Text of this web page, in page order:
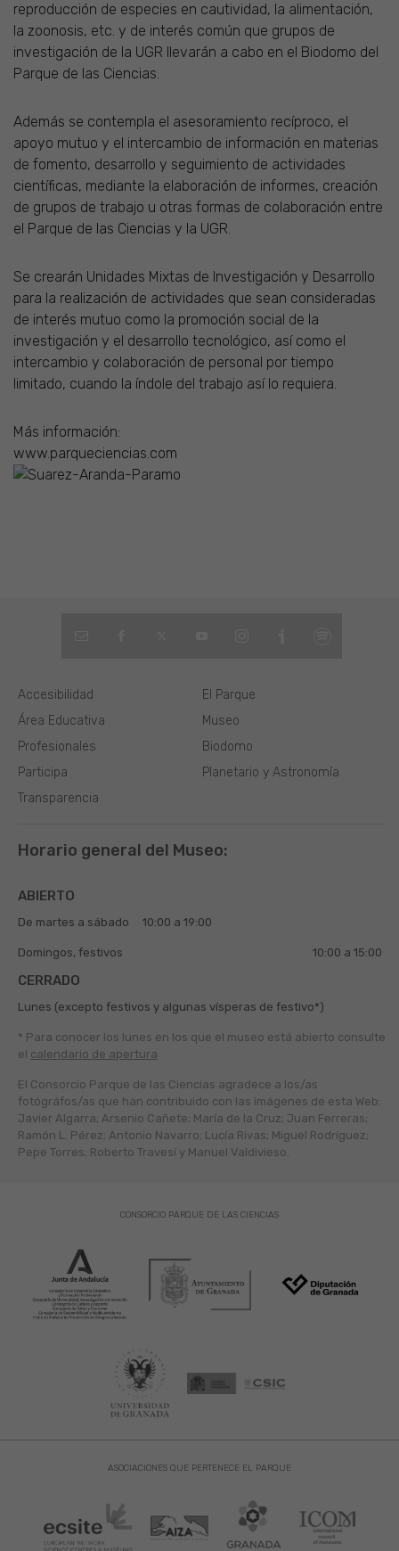
reproducción de especies en cautividad, la alimentación,
la zoonosis, etc. y de interés común que grupos de
investigación de la UGR llevarán a cabo en el Biodomo del
Parque de las Ciencias.
Además se contempla el asesoramiento recíproco, el
apoyo mutuo y el intercambio de información en materias
de fomento, desarrollo y seguimiento de actividades
científicas, mediante la elaboración de informes, creación
de grupos de trabajo u otras formas de colaboración entre
el Parque de las Ciencias y la UGR.
Se crearán Unidades Mixtas de Investigación y Desarrollo
para la realización de actividades que sean consideradas
de interés mutuo como la promoción social de la
investigación y el desarrollo tecnológico, así como el
intercambio y colaboración de personal por tiempo
limitado, cuando la índole del trabajo así lo requiera.
Más información:
www.parqueciencias.com
El Parque
Museo
Biodomo
Planetario y Astronomía
Área Educativa
Profesionales
Participa
Transparencia
Accesibilidad
Horario general del Museo:
ABIERTO
De martes a sábado 10:00 a 19:00
Domingos, festivos 10:00 a 15:00
CERRADO
Lunes (excepto festivos y algunas vísperas de festivo*)
* Para conocer los lunes en los que el museo está abierto consulte
el calendario de apertura
El Consorcio Parque de las Ciencias agradece a los/as
fotógráfos/as que han contribuido con las imágenes de esta Web:
Javier Algarra; Arsenio Cañete; María de la Cruz; Juan Ferreras;
Ramón L. Pérez; Antonio Navarro; Lucía Rivas; Miguel Rodríguez;
Pepe Torres; Roberto Travesí y Manuel Valdivieso.
ASOCIACIONES QUE PERTENECE EL PARQUE
CONSORCIO PARQUE DE LAS CIENCIAS